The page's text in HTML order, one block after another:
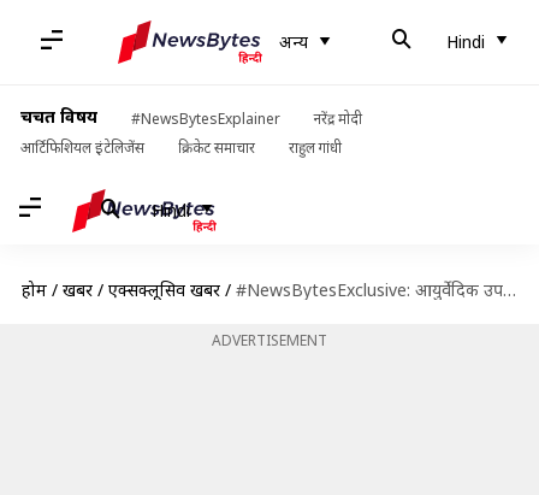
अन्य Hindi
चर्चित विषय #NewsBytesExplainer
नरेंद्र मोदी
आर्टिफिशियल इंटेलिजेंस
क्रिकेट समाचार राहुल गांधी
Hindi
होम / खबरें / एक्सक्लूसिव खबरें / #NewsBytesExclusive: आयुर्वेदिक उपचार कितना प्रभावी है? विशेषज्ञ से समझें
ADVERTISEMENT